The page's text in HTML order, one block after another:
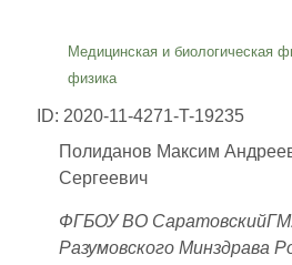
Медицинская и биологическая
физика
ID: 2020-11-4271-T-19235
Полиданов Максим
Сергеевич
ФГБОУ ВО
Разумовского Минздрава